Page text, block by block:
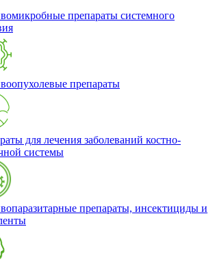
препараты системного
препараты
для лечения заболеваний костно-
системы
препараты, инсектициды и